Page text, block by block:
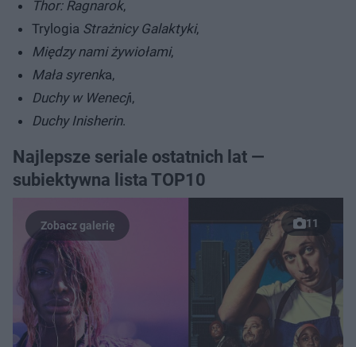
Thor: Ragnarok,
Trylogia Strażnicy Galaktyki,
Między nami żywiołami,
Mała syrenka,
Duchy w Wenecji,
Duchy Inisherin.
Najlepsze seriale ostatnich lat —
subiektywna lista TOP10
11